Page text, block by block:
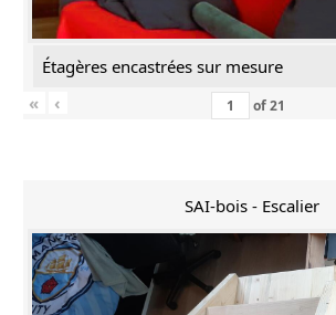
Étagères encastrées sur mesure
«
‹ of21
SAI-bois - Escalier